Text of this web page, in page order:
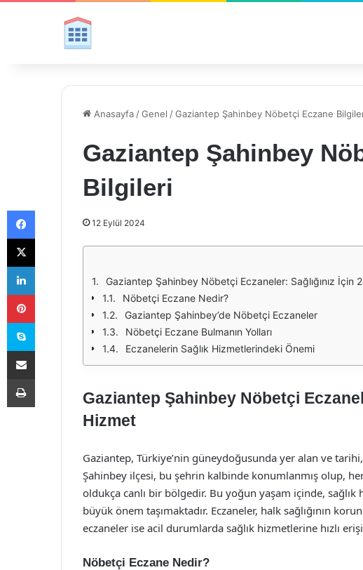
Anasayfa /Genel /Gaziantep Şahinbey Nöbetçi Eczane
Gaziantep Şahinbey
Bilgileri
12 Eylül 2024
Gaziantep Şahinbey Nöbetçi Eczaneler: Sağlığınız İçin
Nöbetçi Eczane Nedir?
Gaziantep Şahinbey’de Nöbetçi Eczaneler
Nöbetçi Eczane Bulmanın Yolları
Eczanelerin Sağlık Hizmetlerindeki Önemi
Gaziantep Şahinbey Nöbetçi
Hizmet
Gaziantep, Türkiye’nin güneydoğusunda yer alan ve
Şahinbey ilçesi, bu şehrin kalbinde konumlanmış olup,
oldukça canlı bir bölgedir. Bu yoğun yaşam içinde,
büyük önem taşımaktadır. Eczaneler, halk sağlığının
eczaneler ise acil durumlarda sağlık hizmetlerine hızlı
Nöbetçi Eczane Nedir?
Facebook
X
LinkedIn
Pinterest
Skype
E-Posta ile paylaş